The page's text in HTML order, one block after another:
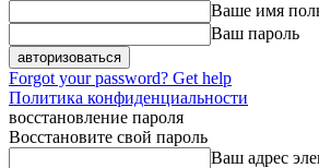
Ваше имя
Ваш пароль
Forgot your password? Get help
Политика конфиденциальности
восстановление пароля
Восстановите свой пароль
Ваш адрес